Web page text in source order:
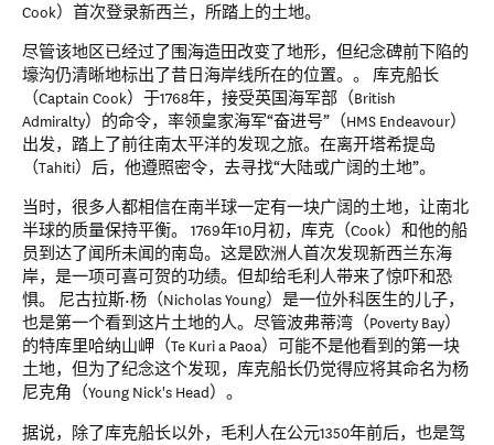
Cook）首次登录新西兰，所踏上的土地。
尽管该地区已经过了围海造田改变了地形，但纪念碑前下陷的
壕沟仍清晰地标出了昔日海岸线所在的位置。。 库克船长
（Captain Cook）于1768年，接受英国海军部（British
Admiralty）的命令，率领皇家海军“奋进号”（HMS Endeavour）
出发，踏上了前往南太平洋的发现之旅。在离开塔希提岛
（Tahiti）后，他遵照密令，去寻找“大陆或广阔的土地”。
当时，很多人都相信在南半球一定有一块广阔的土地，让南北
半球的质量保持平衡。 1769年10月初，库克（Cook）和他的船
员到达了闻所未闻的南岛。这是欧洲人首次发现新西兰东海
岸，是一项可喜可贺的功绩。但却给毛利人带来了惊吓和恐
惧。 尼古拉斯•杨（Nicholas Young）是一位外科医生的儿子，
也是第一个看到这片土地的人。尽管波弗蒂湾（Poverty Bay）
的特库里哈纳山岬（Te Kuri a Paoa）可能不是他看到的第一块
土地，但为了纪念这个发现，库克船长仍觉得应将其命名为杨
尼克角（Young Nick's Head）。
据说，除了库克船长以外，毛利人在公元1350年前后，也是驾